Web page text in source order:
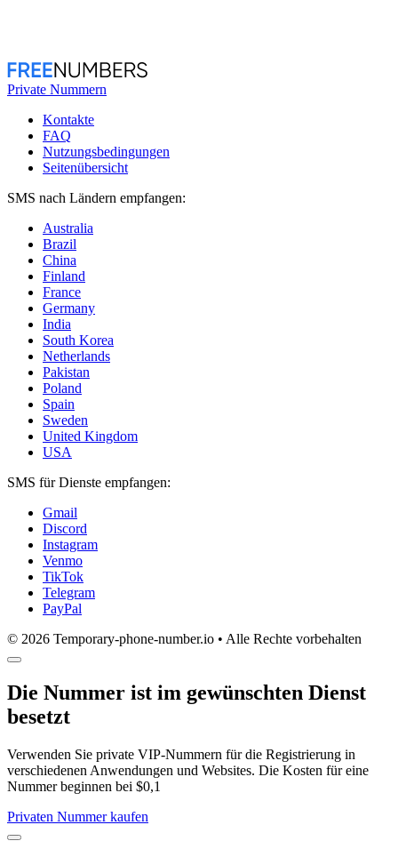
Private Nummern
Kontakte
FAQ
Nutzungsbedingungen
Seitenübersicht
SMS nach Ländern empfangen:
Australia
Brazil
China
Finland
France
Germany
India
South Korea
Netherlands
Pakistan
Poland
Spain
Sweden
United Kingdom
USA
SMS für Dienste empfangen:
Gmail
Discord
Instagram
Venmo
TikTok
Telegram
PayPal
© 2026 Temporary-phone-number.io • Alle Rechte vorbehalten
Die Nummer ist im gewünschten Dienst
besetzt
Verwenden Sie private VIP-Nummern für die Registrierung in
verschiedenen Anwendungen und Websites. Die Kosten für eine
Nummer beginnen bei $0,1
Privaten Nummer kaufen